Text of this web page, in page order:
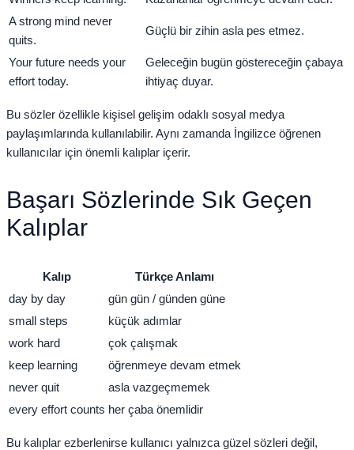
A strong mind never
quits.
Güçlü bir zihin asla pes etmez.
Your future needs your
effort today.
Geleceğin bugün göstereceğin çabaya
ihtiyaç duyar.
Bu sözler özellikle kişisel gelişim odaklı sosyal medya
paylaşımlarında kullanılabilir. Aynı zamanda İngilizce öğrenen
kullanıcılar için önemli kalıplar içerir.
Başarı Sözlerinde Sık Geçen
Kalıplar
Kalıp
Türkçe Anlamı
day by day
gün gün / günden güne
small steps
küçük adımlar
work hard
çok çalışmak
keep learning
öğrenmeye devam etmek
never quit
asla vazgeçmemek
every effort counts her çaba önemlidir
Bu kalıplar ezberlenirse kullanıcı yalnızca güzel sözleri değil,